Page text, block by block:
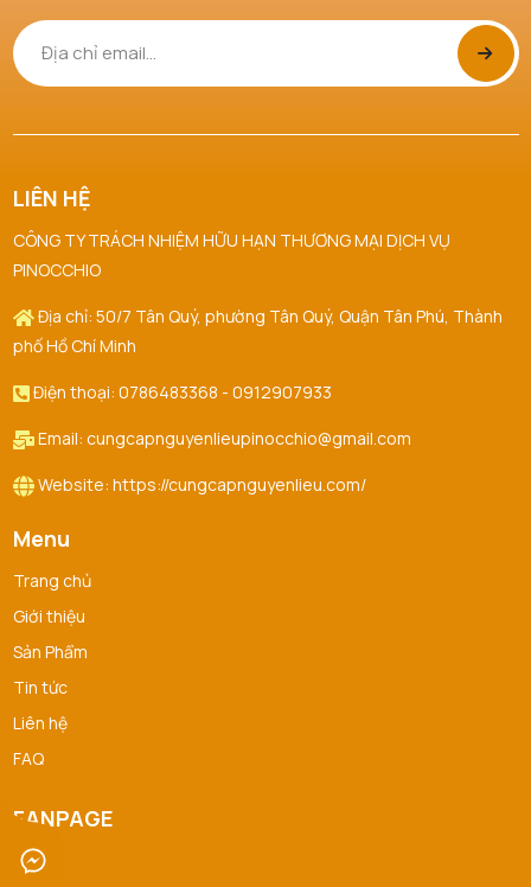
LIÊN HỆ
CÔNG TY TRÁCH NHIỆM HỮU HẠN THƯƠNG MẠI DỊCH VỤ
PINOCCHIO
Địa chỉ: 50/7 Tân Quý, phường Tân Quý, Quận Tân Phú, Thành
phố Hồ Chí Minh
Điện thoại: 0786483368 - 0912907933
Email: cungcapnguyenlieupinocchio@gmail.com
Website: https://cungcapnguyenlieu.com/
Menu
Trang chủ
Giới thiệu
Sản Phẩm
Tin tức
Liên hệ
FAQ
FANPAGE